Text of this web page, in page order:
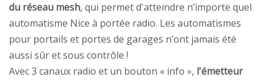
du réseau mesh, qui permet d'atteindre n’importe quel
automatisme Nice à portée radio. Les automatismes
pour portails et portes de garages n’ont jamais été
aussi sûr et sous contrôle !
Avec 3 canaux radio et un bouton « info », l'émetteur